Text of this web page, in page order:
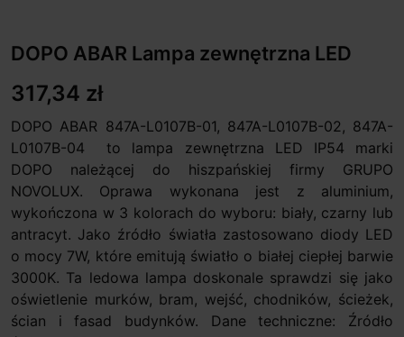
DOPO ABAR Lampa zewnętrzna LED
317,34 zł
DOPO ABAR 847A-L0107B-01, 847A-L0107B-02, 847A-
L0107B-04 to lampa zewnętrzna LED IP54 marki
DOPO należącej do hiszpańskiej firmy GRUPO
NOVOLUX. Oprawa wykonana jest z aluminium,
wykończona w 3 kolorach do wyboru: biały, czarny lub
antracyt. Jako źródło światła zastosowano diody LED
o mocy 7W, które emitują światło o białej ciepłej barwie
3000K. Ta ledowa lampa doskonale sprawdzi się jako
oświetlenie murków, bram, wejść, chodników, ścieżek,
ścian i fasad budynków. Dane techniczne: Źródło